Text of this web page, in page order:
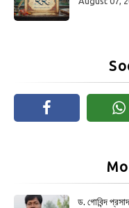
ড. গোবিন্দ